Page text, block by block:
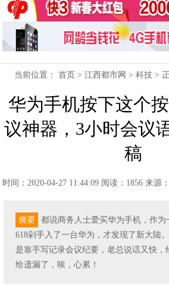
当前位置：首页 >江西都市网 >科技 >
华为手机按下这个
议神器，3小时会议
稿
时间：2020-04-27 11:44:09 阅读：1856 来源：
摘要
都说商务人士爱买华为手机，作为
618剁手入了一台华为，才发现了新大陆
是靠手写记录会议纪要，老总说话又快，
给遗漏了，唉，心累！